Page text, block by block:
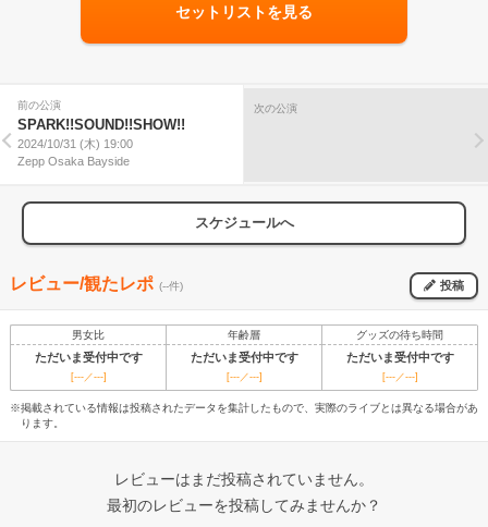
セットリストを見る
前の公演
SPARK!!SOUND!!SHOW!!
2024/10/31 (木) 19:00
Zepp Osaka Bayside
次の公演
スケジュールへ
レビュー/観たレポ (--件) 投稿
男女比 年齢層 グッズの待ち時間
ただいま受付中です ただいま受付中です ただいま受付中です
[---／---] [---／---] [---／---]
※掲載されている情報は投稿されたデータを集計したもので、実際のライブとは異なる場合があ
ります。
レビューはまだ投稿されていません。
最初のレビューを投稿してみませんか？